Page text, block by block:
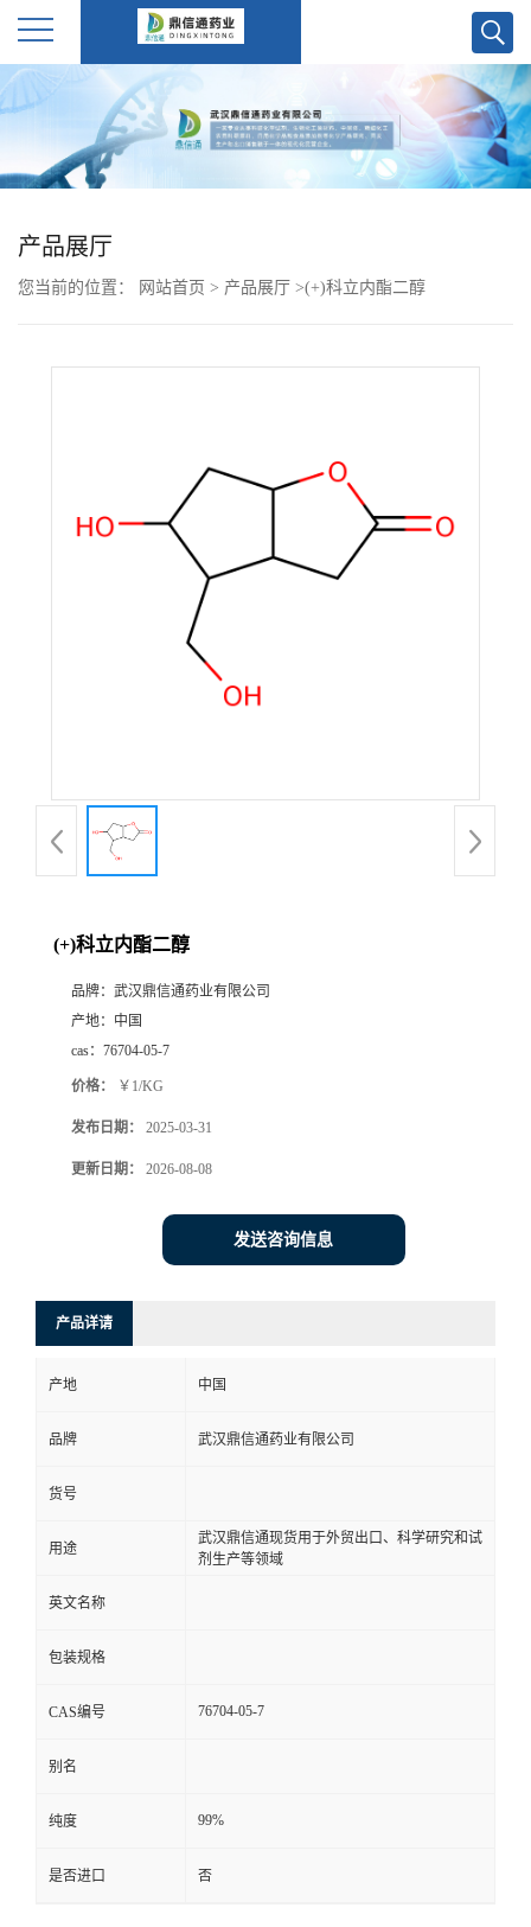
公
产
产品展厅
您当前的位置： 网站首页 > 产品展厅 >(+)科立内酯二醇
(+)科立内酯二醇
品牌： 武汉鼎信通药业有限公司
产地： 中国
cas： 76704-05-7
价格： ￥1/KG
发布日期： 2025-03-31
更新日期： 2026-08-08
发送咨询信息
产品详请
产地 中国
品牌 武汉鼎信通药业有限公司
货号
用途
武汉鼎信通现货用于外贸出口、科学研究和试
剂生产等领域
英文名称
包装规格
CAS编号 76704-05-7
别名
纯度 99%
是否进口 否